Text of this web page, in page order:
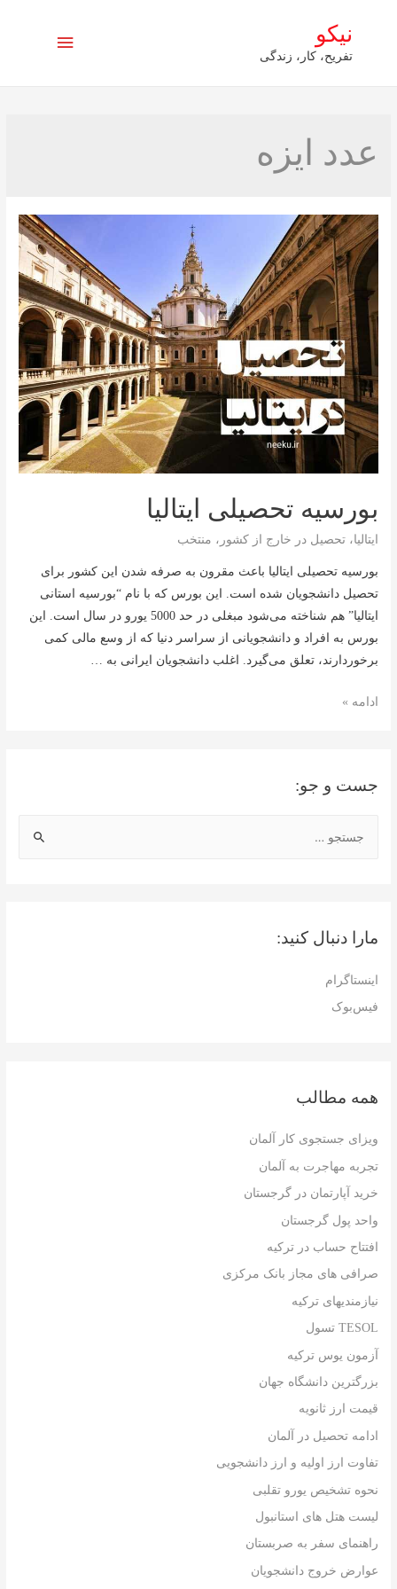
نیکو
تفریح، کار، زندگی
فهرست
جست و جو:
بمارا دنبال کنید:
اینستاگرام
فیس‌بوک
همه مطالب
ویزای جستجوی کار آلمان
تجربه مهاجرت به آلمان
خرید آپارتمان در گرجستان
واحد پول گرجستان
افتتاح حساب در ترکیه
صرافی های مجاز بانک مرکزی
نیازمندیهای ترکیه
TESOL تسول
آزمون یوس ترکیه
بزرگترین دانشگاه جهان
قیمت ارز ثانویه
ادامه تحصیل در آلمان
تفاوت ارز اولیه و ارز دانشجویی
نحوه تشخیص یورو تقلبی
لیست هتل های استانبول
راهنمای سفر به صربستان
عوارض خروج دانشجویان
عدد ایزه
بورسیه تحصیلی ایتالیا
ایتالیا،تحصیل در خارج از کشور ، منتخب
بورسیه تحصیلی ایتالیا باعث مقرون به صرفه شدن این کشور برای
تحصیل دانشجویان شده است. این بورس که با نام “بورسیه استانی
ایتالیا” هم شناخته می‌شود مبغلی در حد 5000 یورو در سال است. این
بورس به افراد و دانشجویانی از سراسر دنیا که از وسع مالی کمی
برخوردارند، تعلق می‌گیرد. اغلب دانشجویان ایرانی به …
بورسیه
ادامه »